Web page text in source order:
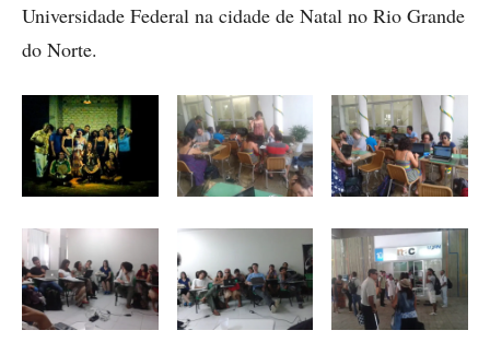
Universidade Federal na cidade de Natal no Rio Grande
do Norte.